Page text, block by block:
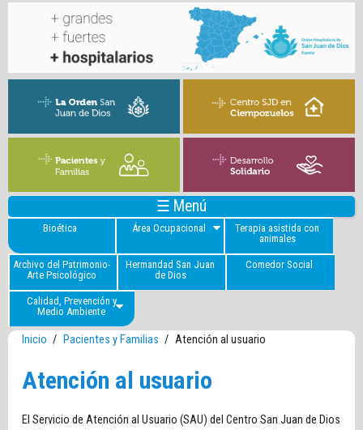
☰ Menú
Bioética Área Ocupacional
Terapia asistida con
animales
Archivo del Patrimonio-
Arte Psicológico
Hermandad San Juan
de Dios
Comedor Social
Calidad, Prevención y
Medio Ambiente
Inicio / Pacientes y Familias / Atención al usuario
Atención al usuario
El Servicio de Atención al Usuario (SAU) del Centro San Juan de Dios